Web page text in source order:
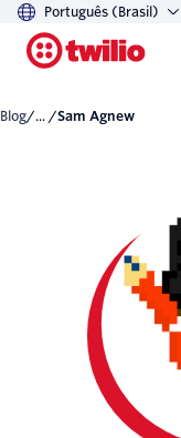
Português (Brasil)
Blog/... / Sam Agnew